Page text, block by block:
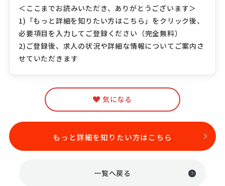
＜ここまでお読みいただき、ありがとうございます＞
1)「もっと詳細を知りたい方はこちら」をクリック後、
必要項目を入力してご登録ください（完全無料）
2)ご登録後、求人の状況や詳細な情報についてご案内さ
せていただきます
気になる
もっと詳細を知りたい方はこちら
一覧へ戻る